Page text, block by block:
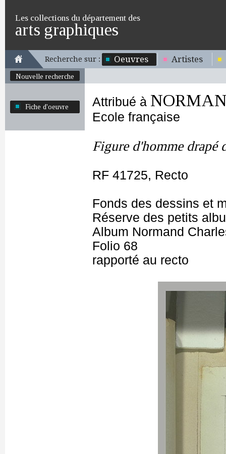
Les collections du département des
arts graphiques
Recherche sur : Oeuvres Artistes
Nouvelle recherche
Fiche d'oeuvre Attribué à
Ecole française
Figure d'homme drapé
RF 41725, Recto
Fonds des dessins et
Réserve des petits
Album Normand
Folio 68
rapporté au recto